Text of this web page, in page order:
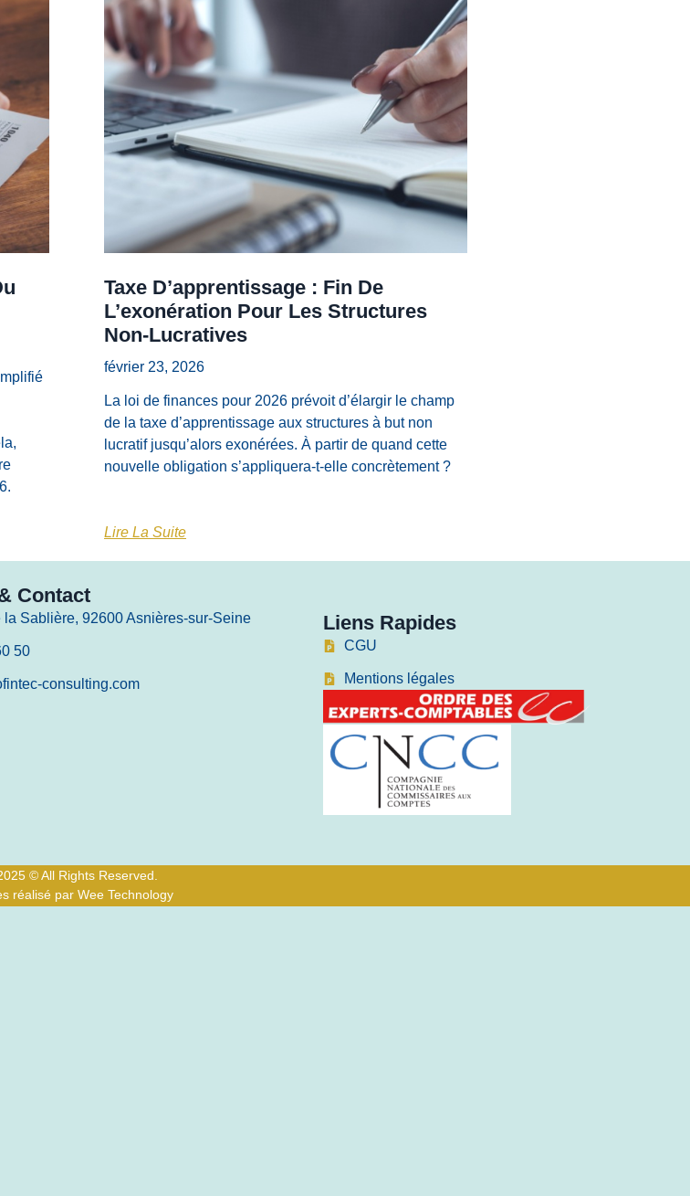
Taxe D’apprentissage : Fin De
L’exonération Pour Les Structures
Non-Lucratives
février 23, 2026
La loi de finances pour 2026 prévoit d’élargir le champ
de la taxe d’apprentissage aux structures à but non
lucratif jusqu’alors exonérées. À partir de quand cette
nouvelle obligation s’appliquera-t-elle concrètement ?
Lire La Suite
Contact
la Sablière, 92600 Asnières-sur-Seine
50
consulting.com
Liens Rapides
CGU
Mentions légales
© All Rights Reserved.
réalisé par Wee Technology